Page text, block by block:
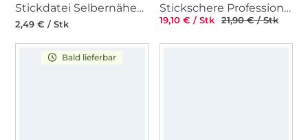
Stickdatei Selbernähen.net Avocathi
2,49 € / Stk
Stickschere Professional 10 cm
19,10 € / Stk 21,90 € / Stk
Bald lieferbar